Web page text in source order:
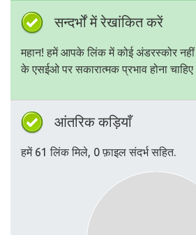
सन्दर्भों में रेखांकित करें
महान! हमें आपके लिंक में कोई अंडरस्कोर नहीं
के एसईओ पर सकारात्मक प्रभाव होना
आंतरिक कड़ियाँ
हमें 61 लिंक मिले, 0 फ़ाइल संदर्भ सहित.